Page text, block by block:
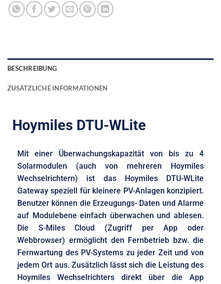
BESCHREIBUNG
ZUSÄTZLICHE INFORMATIONEN
Hoymiles DTU-WLite
Mit einer Überwachungskapazität von bis zu 4
Solarmodulen (auch von mehreren Hoymiles
Wechselrichtern) ist das Hoymiles DTU-WLite
Gateway speziell für kleinere PV-Anlagen konzipiert.
Benutzer können die Erzeugungs- Daten und Alarme
auf Modulebene einfach überwachen und ablesen.
Die S-Miles Cloud (Zugriff per App oder
Webbrowser) ermöglicht den Fernbetrieb bzw. die
Fernwartung des PV-Systems zu jeder Zeit und von
jedem Ort aus. Zusätzlich lässt sich die Leistung des
Hoymiles Wechselrichters direkt über die App